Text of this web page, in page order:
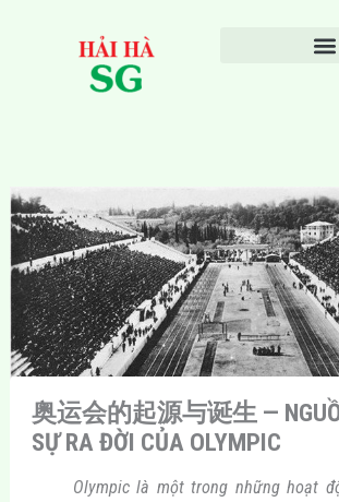
奥运会的起源与诞生 —
SỰ RA ĐỜI CỦA OLYMPIC
Olympic là một trong những hoạt